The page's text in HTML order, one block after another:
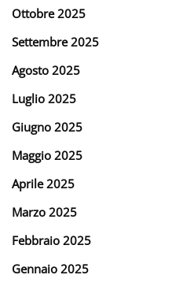
Ottobre 2025
Settembre 2025
Agosto 2025
Luglio 2025
Giugno 2025
Maggio 2025
Aprile 2025
Marzo 2025
Febbraio 2025
Gennaio 2025